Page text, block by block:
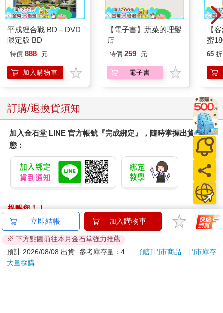
準備金的變動幅度將大幅降低。屆時，以「準備金變化」來預測
資產市場的策略將不再具備參考價值。換言之，QT 結束後，市場
的主導流動性來源將轉移。
不過，在本書出版的時間點（預計 2025 年初），量化緊縮仍可能
持續，因此我們不應忽視準備金的趨勢觀察。更重要的是，2025
雖不預期協商能迅速達成，但一旦協議達成，財政部將大規模發
行國債，這將使大量資金流入 TGA 帳戶，形成短期但巨大的流動
因此，在 2025 年上半年美國債限談判正式完成之前，財政部現金
將逐步流入市場，對股市形成推升力道，可能導致股價比現在更
高。不過，也應時刻警惕——市場隨時可能再度面臨流動性緊
縮。
因此，我建議在這樣的高波動市場下，採取部分持股＋部分現金
保留的策略。一方面減少因錯失機會（FOMO, fear of missing
out）而產生的不安情緒，一方面透過現金保留，在市場波動時以
更有利的價格建立投資部位。
這不僅能提高整體投資報酬，也有助於維持心理上的安全邊際
（Safety Margin），對投資者來說，是極為重要的風險管理工
具。
美國的政府債務問題與世界經濟的未來
美國的政府債務問題不僅是單純的國內挑戰，也可能對全球經濟
秩序產生深遠影響。目前美國的政府債務占比已達歷史最高水
平成狸合戰 BD＋DVD
限定版 BD
特價 888 元
加入購物車
【電子書】蔬菜的理髮
店
特價 259 元
電子書
【
蜜
65 折
訂購/退換貨須知
加入金石堂 LINE 官方帳號『完成綁定』，隨時掌握出貨動
態：
提醒您！！
金石堂及銀行均不會請您操作ATM! 如接獲電話要求您前往
ATM提款機，請不要聽從指示，以免受騙上當！
退換貨須知：
**提醒您，鑑賞期不等於試用期，退回商品須為全新狀態**
立即結帳 加入購物車
※ 下方點圖前往本月金石堂強力推薦
預計 2026/08/08 出貨 參考庫存量：4 預訂門市商品
門市庫存
大量採購